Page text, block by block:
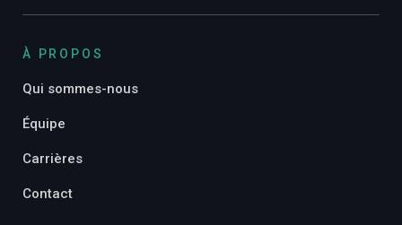
À PROPOS
Qui sommes-nous
Équipe
Carrières
Contact